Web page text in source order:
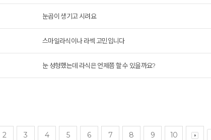
눈곱이 생기고 시려요
스마일라식이나 라섹 고민입니다
눈 성형했는데 라식은 언제쯤 할 수 있을까요?
2 3 4 5 6 7 8 9 10